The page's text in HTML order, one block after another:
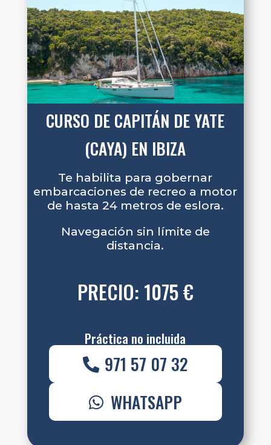
CURSO DE CAPITÁN DE YATE
(CAYA) EN IBIZA
Te habilita para gobernar
embarcaciones de recreo a motor
de hasta 24 metros de eslora.
Navegación sin límite de
distancia.
PRECIO: 1075 €
Práctica no incluida
971 57 07 32
WHATSAPP